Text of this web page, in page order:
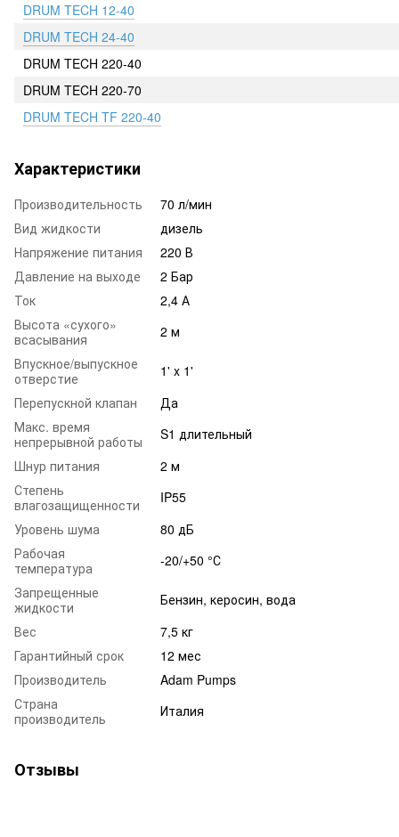
DRUM TECH 12-40
DRUM TECH 24-40
DRUM TECH 220-40
DRUM TECH 220-70
DRUM TECH TF 220-40
Характеристики
Производительность
70 л/мин
Вид жидкости
дизель
Напряжение питания
220 В
Давление на выходе
2 Бар
Ток
2,4 А
Высота «сухого»
всасывания
2 м
Впускное/выпускное
отверстие
1' x 1'
Перепускной клапан
Да
Макс. время
непрерывной работы
S1 длительный
Шнур питания
2 м
Степень
влагозащищенности
IP55
Уровень шума
80 дБ
Рабочая
температура
-20/+50 °С
Запрещенные
жидкости
Бензин, керосин, вода
Вес
7,5 кг
Гарантийный срок
12 мес
Производитель
Adam Pumps
Страна
производитель
Италия
Отзывы